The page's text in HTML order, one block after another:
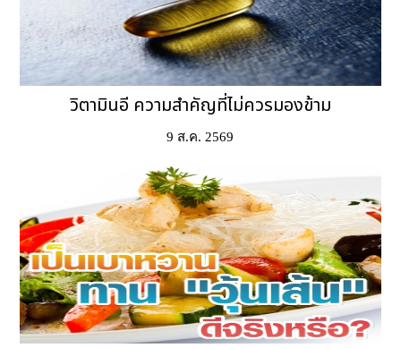
วิตามินอี ความสำคัญที่ไม่ควรมองข้าม
9 ส.ค. 2569